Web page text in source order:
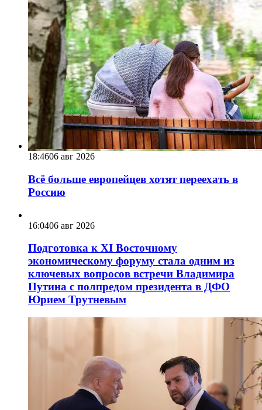
18:4606 авг 2026
Всё больше европейцев хотят переехать в
Россию
16:0406 авг 2026
Подготовка к XI Восточному
экономическому форуму стала одним из
ключевых вопросов встречи Владимира
Путина с полпредом президента в ДФО
Юрием Трутневым